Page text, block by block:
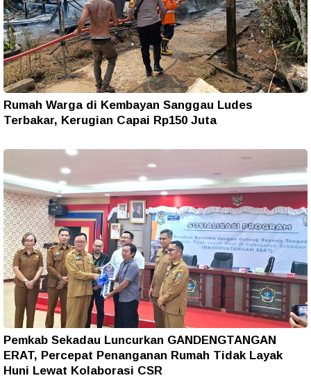
Rumah Warga di Kembayan Sanggau Ludes
Terbakar, Kerugian Capai Rp150 Juta
Pemkab Sekadau Luncurkan GANDENGTANGAN
ERAT, Percepat Penanganan Rumah Tidak Layak
Huni Lewat Kolaborasi CSR